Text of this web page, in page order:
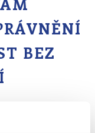
BEZ
ŽL pro firmy
se na nás!